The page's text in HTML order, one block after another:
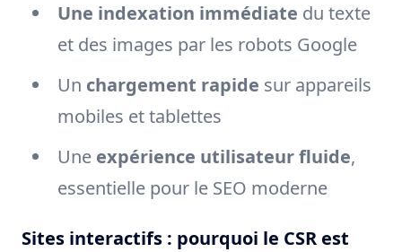
Une indexation immédiate du texte
et des images par les robots Google
Un chargement rapide sur appareils
mobiles et tablettes
Une expérience utilisateur fluide,
essentielle pour le SEO moderne
Sites interactifs : pourquoi le CSR est